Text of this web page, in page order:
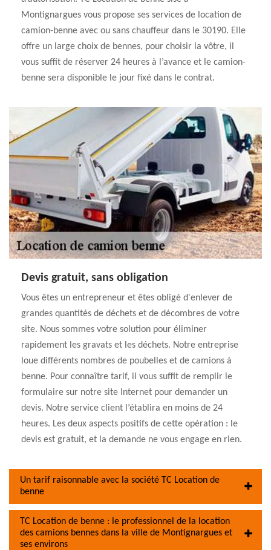
Montignargues vous propose ses services de location de
camion-benne avec ou sans chauffeur dans le 30190. Elle
offre un large choix de bennes, pour choisir la vôtre, il
vous suffit de réserver 24 heures à l’avance et le camion-
benne sera disponible le jour fixé dans le contrat.
Devis gratuit, sans obligation
Vous êtes un entrepreneur et êtes obligé d'enlever de
grandes quantités de déchets et de décombres de votre
site. Nous sommes votre solution pour éliminer
rapidement les gravats et les déchets. Notre entreprise
loue différents nombres de poubelles et de camions à
benne. Pour connaître tarif, il vous suffit de remplir le
formulaire sur notre site Internet pour demander un
devis. Notre service client l’établira en moins de 24
heures. Les deux aspects positifs de cette opération : le
devis est gratuit, et la demande ne vous engage en rien.
Un tarif raisonnable avec la société TC Location de
benne
TC Location de benne : le professionnel de la location
des camions bennes dans la ville de Montignargues et
ses environs